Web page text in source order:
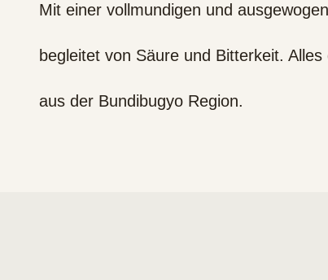
Mit einer vollmundigen und
begleitet von Säure und Bitterkeit.
aus der Bundibugyo Region.